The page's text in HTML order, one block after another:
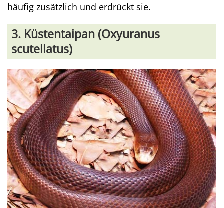
häufig zusätzlich und erdrückt sie.
3. Küstentaipan (Oxyuranus
scutellatus)